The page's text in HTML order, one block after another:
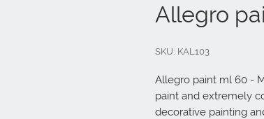
Allegro
SKU: KAL103
Allegro paint ml 60 -
paint and extremely
decorative painting